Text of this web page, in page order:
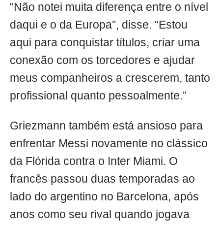
“Não notei muita diferença entre o nível
daqui e o da Europa”, disse. “Estou
aqui para conquistar títulos, criar uma
conexão com os torcedores e ajudar
meus companheiros a crescerem, tanto
profissional quanto pessoalmente.”
Griezmann também está ansioso para
enfrentar Messi novamente no clássico
da Flórida contra o Inter Miami. O
francês passou duas temporadas ao
lado do argentino no Barcelona, após
anos como seu rival quando jogava